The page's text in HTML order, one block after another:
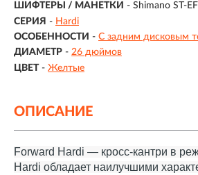
ШИФТЕРЫ / МАНЕТКИ - Shimano ST-
СЕРИЯ - Hardi
ОСОБЕННОСТИ - С задним дисковым
ДИАМЕТР - 26 дюймов
ЦВЕТ - Желтые
ОПИСАНИЕ
Forward Hardi — кросс-кантри в
Hardi обладает наилучшими